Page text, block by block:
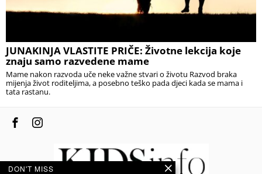
JUNAKINJA VLASTITE PRIČE: Životne lekcija koje
znaju samo razvedene mame
Mame nakon razvoda uče neke važne stvari o životu Razvod braka
mijenja život roditeljima, a posebno teško pada djeci kada se mama i
tata rastanu.
DON'T MISS